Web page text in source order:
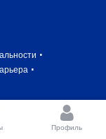
Профиль